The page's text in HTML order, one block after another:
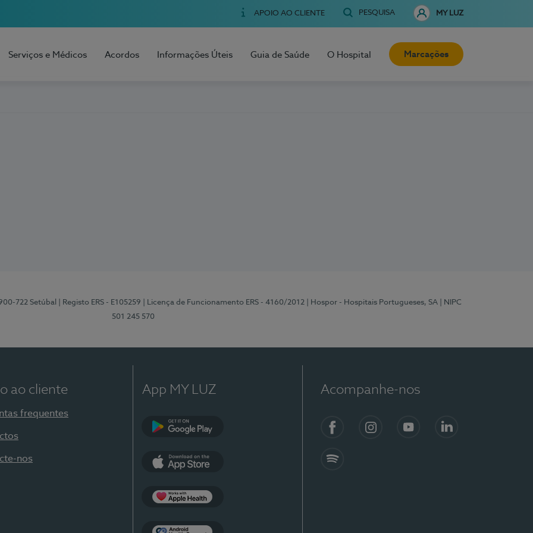
APOIO AO CLIENTE PESQUISA MY LUZ
Serviços e Médicos Acordos Informações Úteis Guia de Saúde O Hospital Marcações
722 Setúbal | Registo ERS - E105259 | Licença de Funcionamento ERS - 4160/2012 | Hospor - Hospitais Portugueses, SA
| NIPC
501 245 570
ao cliente
frequentes
nos
App MY LUZ Acompanhe-nos